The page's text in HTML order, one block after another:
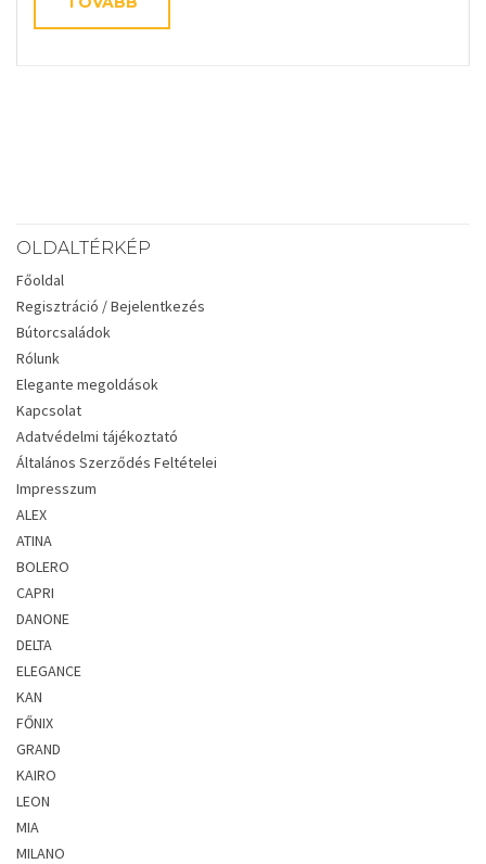
OLDALTÉRKÉP
Főoldal
Regisztráció / Bejelentkezés
Bútorcsaládok
Rólunk
Elegante megoldások
Kapcsolat
Adatvédelmi tájékoztató
Általános Szerződés Feltételei
Impresszum
ALEX
ATINA
BOLERO
CAPRI
DANONE
DELTA
ELEGANCE
KAN
FŐNIX
GRAND
KAIRO
LEON
MIA
MILANO